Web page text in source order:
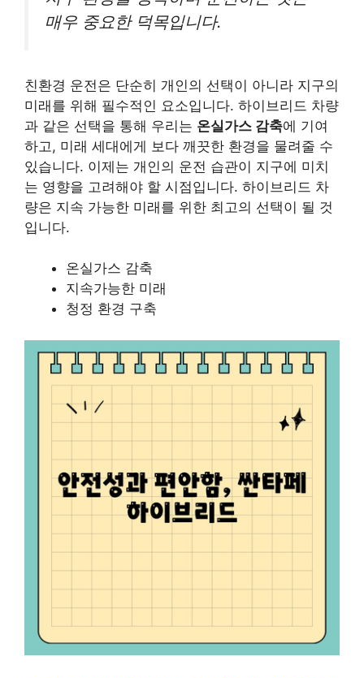
매우 중요한 덕목입니다.
친환경 운전은 단순히 개인의 선택이 아니라 지구의
미래를 위해 필수적인 요소입니다. 하이브리드 차량
과 같은 선택을 통해 우리는 온실가스 감축에 기여
하고, 미래 세대에게 보다 깨끗한 환경을 물려줄 수
있습니다. 이제는 개인의 운전 습관이 지구에 미치
는 영향을 고려해야 할 시점입니다. 하이브리드 차
량은 지속 가능한 미래를 위한 최고의 선택이 될 것
입니다.
온실가스 감축
지속가능한 미래
청정 환경 구축